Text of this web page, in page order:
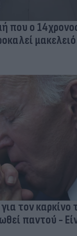
που ο
μακελειό
τον καρκίνο
παντού -